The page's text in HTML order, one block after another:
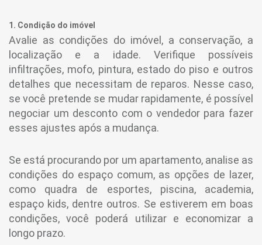
1. Condição do imóvel
Avalie as condições do imóvel, a conservação, a
localização e a idade. Verifique possíveis
infiltrações, mofo, pintura, estado do piso e outros
detalhes que necessitam de reparos. Nesse caso,
se você pretende se mudar rapidamente, é possível
negociar um desconto com o vendedor para fazer
esses ajustes após a mudança.
Se está procurando por um apartamento, analise as
condições do espaço comum, as opções de lazer,
como quadra de esportes, piscina, academia,
espaço kids, dentre outros. Se estiverem em boas
condições, você poderá utilizar e economizar a
longo prazo.